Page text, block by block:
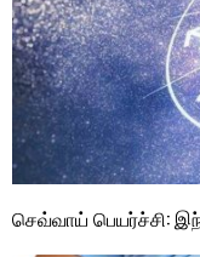
செவ்வாய் பெயர்ச்சி: